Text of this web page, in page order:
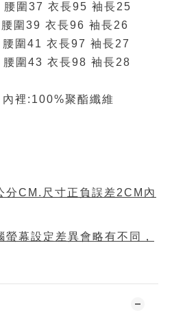
腰圍37 衣長95 袖長25
圍39 衣長96 袖長26
腰圍41 衣長97 袖長27
圍43 衣長98 袖長28
裡:100%聚酯纖維
CM.尺寸正負誤差2CM內
幕設定差異會略有不同，